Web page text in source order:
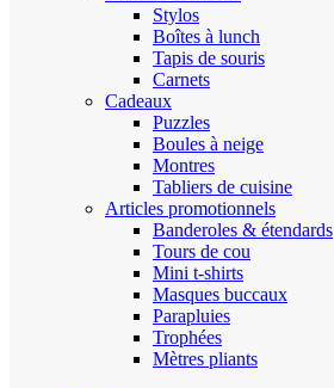
Stylos
Boîtes à lunch
Tapis de souris
Carnets
Cadeaux
Puzzles
Boules à neige
Montres
Tabliers de cuisine
Articles promotionnels
Banderoles & étendards
Tours de cou
Mini t-shirts
Masques buccaux
Parapluies
Trophées
Mètres pliants